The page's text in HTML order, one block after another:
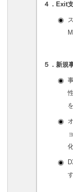
４．Exit
５．新規